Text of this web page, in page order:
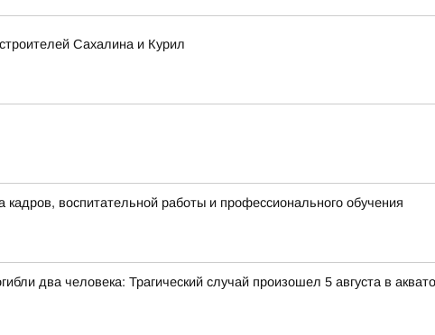
Сахалина и Курил
воспитательной работы и профессионального обучения
два человека: Трагический случай произошел 5 августа в